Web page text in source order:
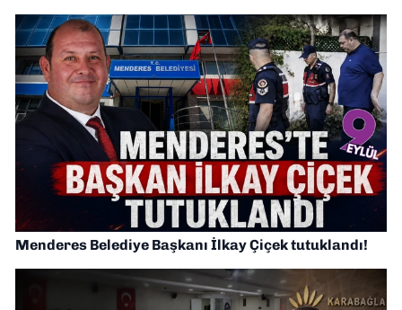
Menderes Belediye Başkanı İlkay Çiçek tutuklandı!